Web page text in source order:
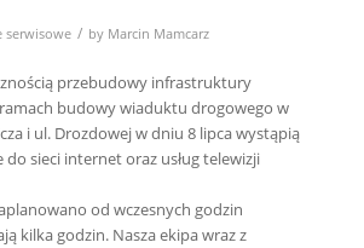
serwisowe / by Marcin Mamcarz
przebudowy infrastruktury
budowy wiaduktu drogowego w
i ul. Drozdowej w dniu 8 lipca wystąpią
sieci internet oraz usług telewizji
od wczesnych godzin
kilka godzin. Nasza ekipa wraz z